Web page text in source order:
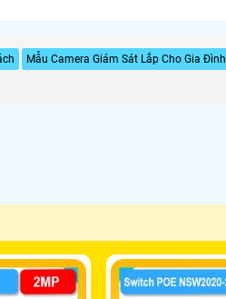
Mẫu Camera Giám Sát Lắp Cho Gia Đình